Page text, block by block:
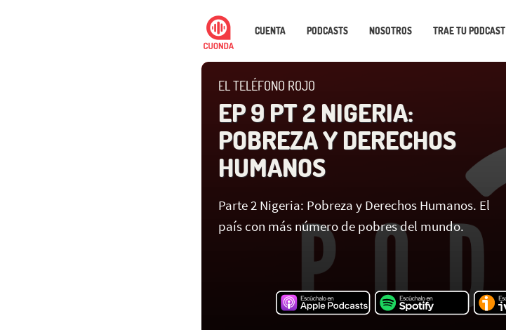
CUENTA PODCASTS NOSOTROS TRAE TU PODCAST
EL TELÉFONO ROJO
EP 9 PT 2 NIGERIA:
POBREZA Y DERECHOS
HUMANOS
Parte 2 Nigeria: Pobreza y Derechos Humanos. El
país con más número de pobres del mundo.